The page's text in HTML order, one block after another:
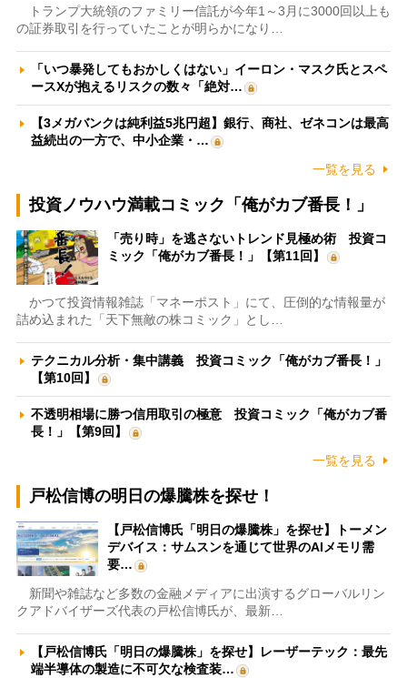
トランプ大統領のファミリー信託が今年1～3月に3000回以上も
の証券取引を行っていたことが明らかになり…
「いつ暴発してもおかしくはない」イーロン・マスク氏とスペ
ースXが抱えるリスクの数々「絶対…
【3メガバンクは純利益5兆円超】銀行、商社、ゼネコンは最高
益続出の一方で、中小企業・…
一覧を見る
投資ノウハウ満載コミック「俺がカブ番長！」
「売り時」を逃さないトレンド見極め術 投資コ
ミック「俺がカブ番長！」【第11回】
かつて投資情報雑誌「マネーポスト」にて、圧倒的な情報量が
詰め込まれた「天下無敵の株コミック」とし…
テクニカル分析・集中講義 投資コミック「俺がカブ番長！」
【第10回】
不透明相場に勝つ信用取引の極意 投資コミック「俺がカブ番
長！」【第9回】
一覧を見る
戸松信博の明日の爆騰株を探せ！
【戸松信博氏「明日の爆騰株」を探せ】トーメン
デバイス：サムスンを通じて世界のAIメモリ需
要…
新聞や雑誌など多数の金融メディアに出演するグローバルリン
クアドバイザーズ代表の戸松信博氏が、最新…
【戸松信博氏「明日の爆騰株」を探せ】レーザーテック：最先
端半導体の製造に不可欠な検査装…